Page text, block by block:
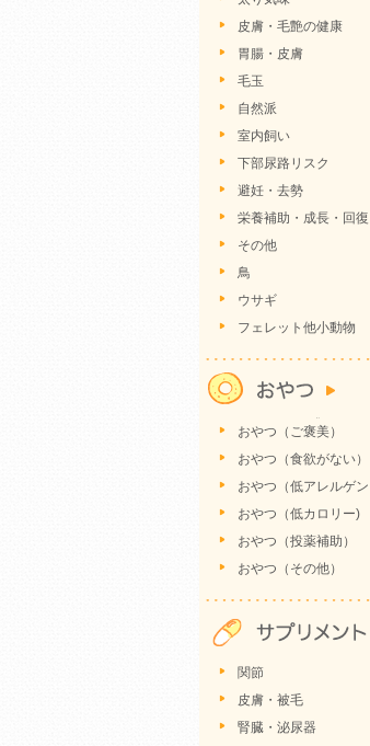
皮膚・毛艶の健康
胃腸・皮膚
毛玉
自然派
室内飼い
下部尿路リスク
避妊・去勢
栄養補助・成長・回復
その他
鳥
ウサギ
フェレット他小動物
おやつ（ご褒美）
おやつ（食欲がない）
おやつ（低アレルゲン
おやつ（低カロリー)
おやつ（投薬補助）
おやつ（その他）
関節
皮膚・被毛
腎臓・泌尿器